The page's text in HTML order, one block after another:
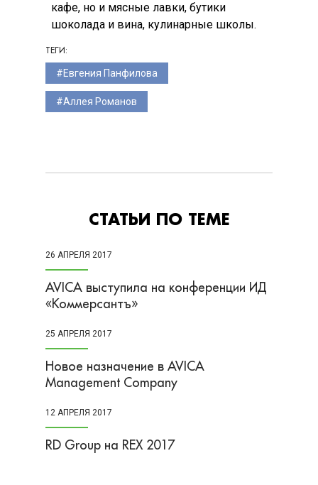
кафе, но и мясные лавки, бутики
шоколада и вина, кулинарные школы.
ТЕГИ:
Евгения Панфилова
Аллея Романов
СТАТЬИ ПО ТЕМЕ
26 АПРЕЛЯ 2017
AVICA выступила на конференции ИД
«Коммерсантъ»
25 АПРЕЛЯ 2017
Новое назначение в AVICA
Management Company
12 АПРЕЛЯ 2017
RD Group на REX 2017